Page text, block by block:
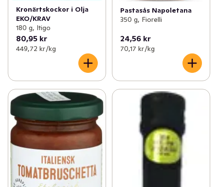
Kronärtskockor i Olja
EKO/KRAV
180 g, Itigo
80,95 kr
449,72 kr /kg
Pastasås Napoletana
350 g, Fiorelli
24,56 kr
70,17 kr /kg